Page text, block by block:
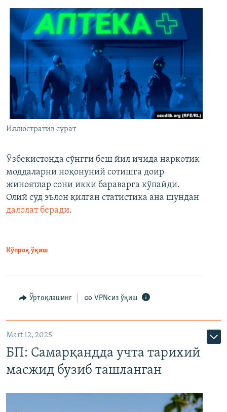
Иллюстратив сурат
Ўзбекистонда сўнгги беш йил ичида наркотик
моддаларни ноқонуний сотишга доир
жиноятлар сони икки бараварга кўпайди.
Олий суд эълон қилган статистика ана шундан
далолат беради.
Кўпроқ ўқиш
Ўртоқлашинг VPNсиз ўқиш
Mart 12, 2025
БП: Самарқандда учта тарихий
масжид бузиб ташланган